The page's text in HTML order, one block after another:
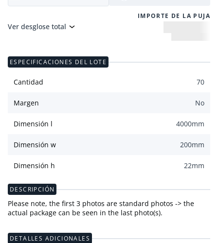
IMPORTE DE LA PUJA
Ver desglose total
ESPECIFICACIONES DEL LOTE
Cantidad 70
Margen No
Dimensión l 4000mm
Dimensión w 200mm
Dimensión h 22mm
DESCRIPCIÓN
Please note, the first 3 photos are standard photos -> the
actual package can be seen in the last photo(s).
DETALLES ADICIONALES